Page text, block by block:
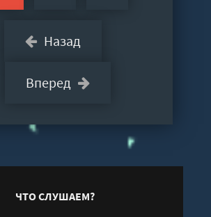
Назад
Вперед
ЧТО СЛУШАЕМ?